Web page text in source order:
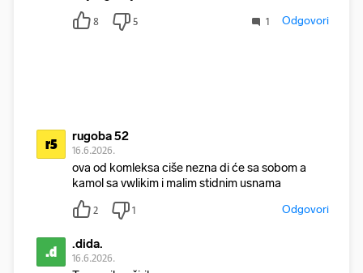
8 5 1 Odgovori
r5 rugoba 52
16.6.2026.
ova od komleksa ciše nezna di će sa sobom a
kamol sa vwlikim i malim stidnim usnama
2 1 Odgovori
.d .dida.
16.6.2026.